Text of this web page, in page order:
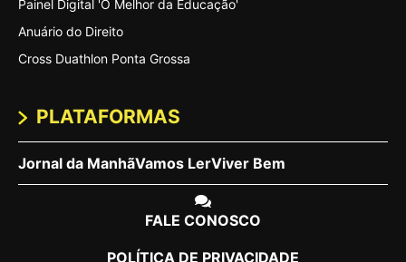
Painel Digital 'O Melhor da Educação'
Anuário do Direito
Cross Duathlon Ponta Grossa
PLATAFORMAS
Jornal da ManhãVamos LerViver Bem
FALE CONOSCO
POLÍTICA DE PRIVACIDADE